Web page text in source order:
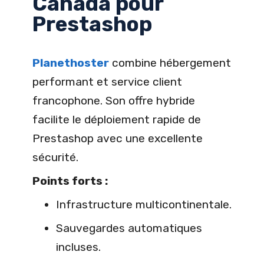
Prestashop
Planethoster combine hébergement
performant et service client
francophone. Son offre hybride
facilite le déploiement rapide de
Prestashop avec une excellente
sécurité.
Points forts :
Infrastructure multicontinentale.
Sauvegardes automatiques
incluses.